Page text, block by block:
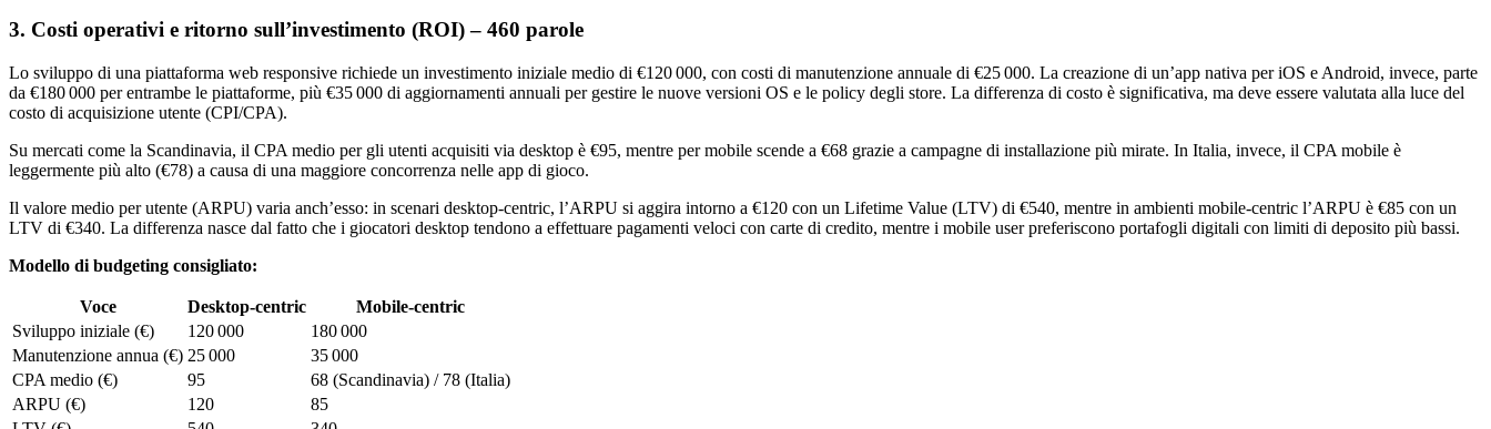
3. Costi operativi e ritorno sull’investimento (ROI) – 460 parole
Lo sviluppo di una piattaforma web responsive richiede un investimento iniziale medio di €120 000, con costi di manutenzione annuale di €25 000. La creazione di un’app nativa per iOS e Android, invece, parte
da €180 000 per entrambe le piattaforme, più €35 000 di aggiornamenti annuali per gestire le nuove versioni OS e le policy degli store. La differenza di costo è significativa, ma deve essere valutata alla luce del
costo di acquisizione utente (CPI/CPA).
Su mercati come la Scandinavia, il CPA medio per gli utenti acquisiti via desktop è €95, mentre per mobile scende a €68 grazie a campagne di installazione più mirate. In Italia, invece, il CPA mobile è
leggermente più alto (€78) a causa di una maggiore concorrenza nelle app di gioco.
Il valore medio per utente (ARPU) varia anch’esso: in scenari desktop‑centric, l’ARPU si aggira intorno a €120 con un Lifetime Value (LTV) di €540, mentre in ambienti mobile‑centric l’ARPU è €85 con un
LTV di €340. La differenza nasce dal fatto che i giocatori desktop tendono a effettuare pagamenti veloci con carte di credito, mentre i mobile user preferiscono portafogli digitali con limiti di deposito più bassi.
Modello di budgeting consigliato:
Voce Desktop‑centric
Mobile‑centric
Sviluppo iniziale (€)
120 000
180 000
Manutenzione annua (€) 25 000
35 000
CPA medio (€)
95
68 (Scandinavia) / 78 (Italia)
ARPU (€)
120
85